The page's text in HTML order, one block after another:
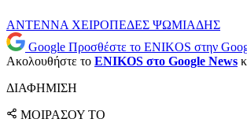
ΑΝΤΕΝΝΑ ΧΕΙΡΟΠΕΔΕΣ ΨΩΜΙΑΔΗΣ
Google Προσθέστε το ENIKOS στην
Ακολουθήστε το ENIKOS στο Google News
ΔΙΑΦΗΜΙΣΗ
ΜΟΙΡΑΣΟΥ ΤΟ